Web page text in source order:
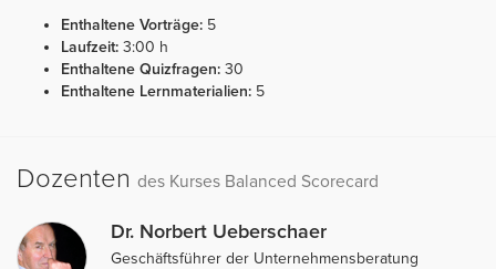
Enthaltene Vorträge: 5
Laufzeit: 3:00 h
Enthaltene Quizfragen: 30
Enthaltene Lernmaterialien: 5
Dozenten des Kurses Balanced Scorecard
Dr. Norbert Ueberschaer
Geschäftsführer der Unternehmensberatung